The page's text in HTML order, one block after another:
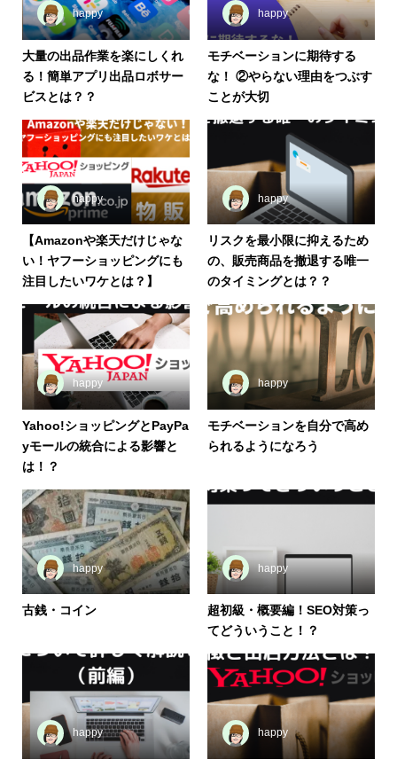
happy
大量の出品作業を楽にしくれ
る！簡単アプリ出品ロボサー
ビスとは？？
happy
モチベーションに期待する
な！ ②やらない理由をつぶす
ことが大切
happy
【Amazonや楽天だけじゃな
い！ヤフーショッピングにも
注目したいワケとは？】
happy
リスクを最小限に抑えるため
の、販売商品を撤退する唯一
のタイミングとは？？
happy
Yahoo!ショッピングとPayPa
yモールの統合による影響と
は！？
happy
モチベーションを自分で高め
られるようになろう
happy
古銭・コイン
happy
超初級・概要編！SEO対策っ
てどういうこと！？
happy happy